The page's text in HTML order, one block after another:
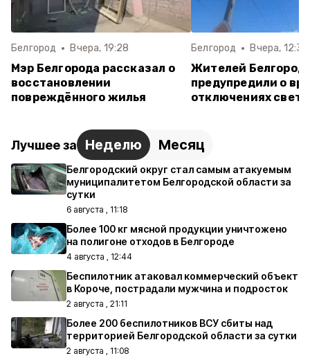
Белгород Вчера, 19:28
Мэр Белгорода рассказал о
восстановлении
повреждённого жилья
Белгород Вчера, 12:35
Жителей
предупредили о
отключениях света
Лучшее за Неделю Месяц
Белгородский округ стал самым атакуемым
муниципалитетом Белгородской области за
сутки
6 августа , 11:18
Более 100 кг мясной продукции уничтожено
на полигоне отходов в Белгороде
4 августа , 12:44
Беспилотник атаковал коммерческий объект
в Короче, пострадали мужчина и подросток
2 августа , 21:11
Более 200 беспилотников ВСУ сбиты над
территорией Белгородской области за сутки
2 августа , 11:08